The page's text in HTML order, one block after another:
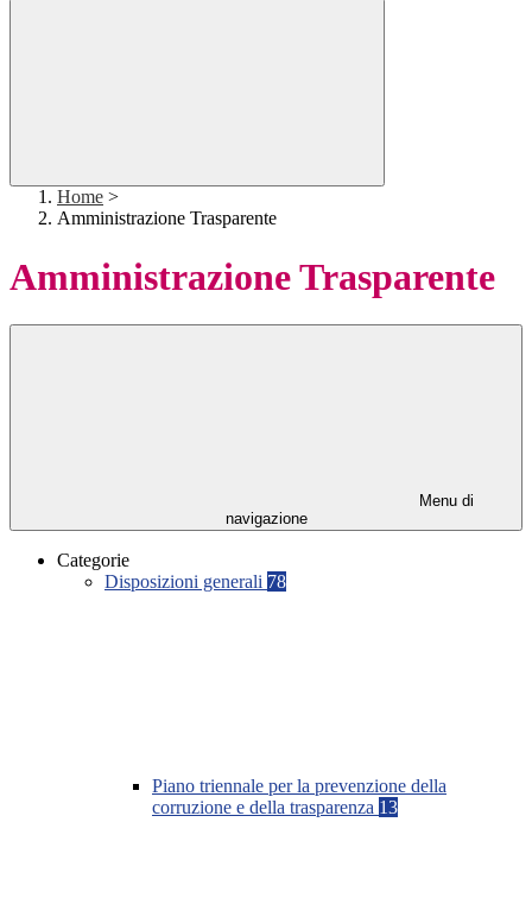
Home >
Amministrazione Trasparente
Amministrazione Trasparente
Menu di
navigazione
Categorie
Disposizioni generali 78
Piano triennale per la prevenzione della
corruzione e della trasparenza 13